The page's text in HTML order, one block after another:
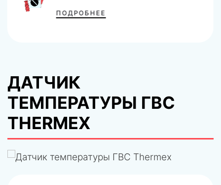
ПОДРОБНЕЕ
ДАТЧИК
ТЕМПЕРАТУРЫ ГВС
THERMEX